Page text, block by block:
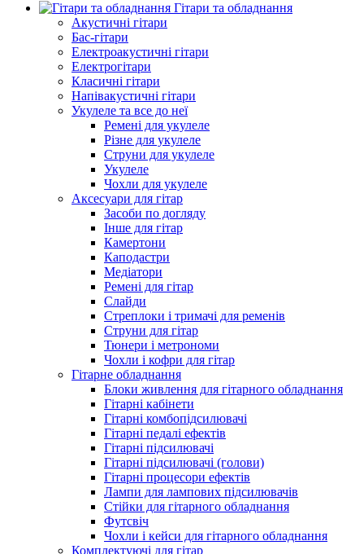
Гітари та обладнання
Акустичні гітари
Бас-гітари
Електроакустичні гітари
Електрогітари
Класичні гітари
Напівакустичні гітари
Укулеле та все до неї
Ремені для укулеле
Різне для укулеле
Струни для укулеле
Укулеле
Чохли для укулеле
Аксесуари для гітар
Засоби по догляду
Інше для гітар
Камертони
Каподастри
Медіатори
Ремені для гітар
Слайди
Стреплоки і тримачі для ременів
Струни для гітар
Тюнери і метрономи
Чохли і кофри для гітар
Гітарне обладнання
Блоки живлення для гітарного обладнання
Гітарні кабінети
Гітарні комбопідсилювачі
Гітарні педалі ефектів
Гітарні підсилювачі
Гітарні підсилювачі (голови)
Гітарні процесори ефектів
Лампи для лампових підсилювачів
Стійки для гітарного обладнання
Футсвіч
Чохли і кейси для гітарного обладнання
Комплектуючі для гітар